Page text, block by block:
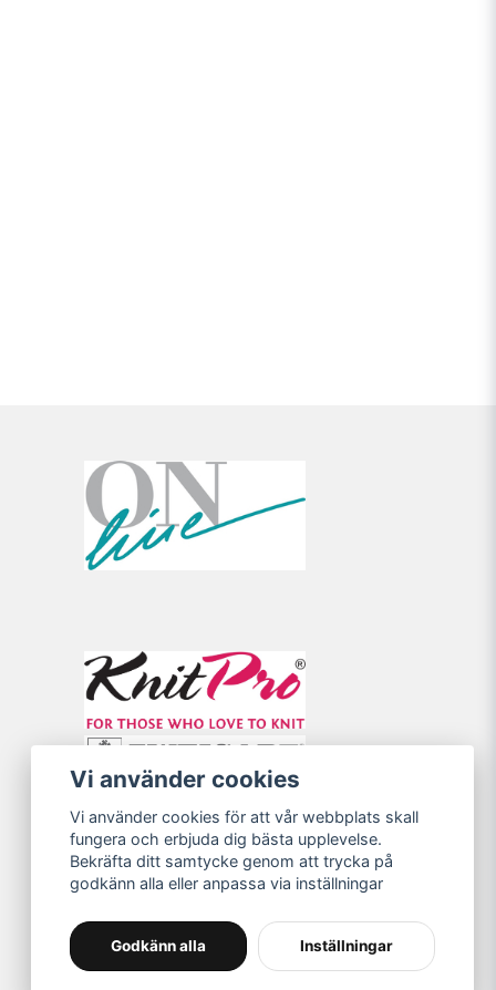
Vi använder cookies
Vi använder cookies för att vår webbplats skall
fungera och erbjuda dig bästa upplevelse.
Bekräfta ditt samtycke genom att trycka på
godkänn alla eller anpassa via inställningar
Godkänn alla Inställningar